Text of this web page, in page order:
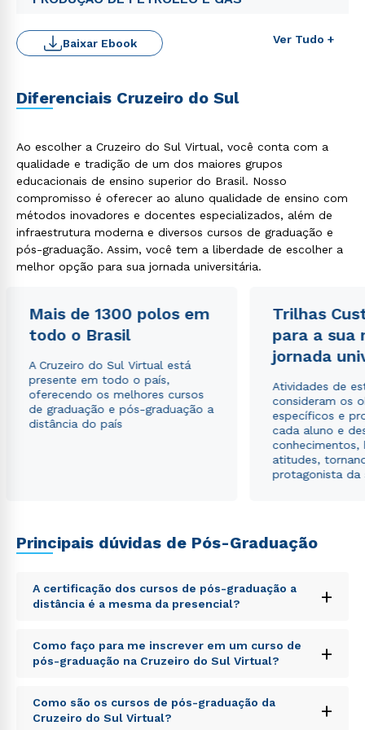
Ver Tudo +
Baixar Ebook
Diferenciais Cruzeiro do Sul
Ao escolher a Cruzeiro do Sul Virtual, você conta com a
qualidade e tradição de um dos maiores grupos
educacionais de ensino superior do Brasil. Nosso
compromisso é oferecer ao aluno qualidade de ensino com
métodos inovadores e docentes especializados, além de
infraestrutura moderna e diversos cursos de graduação e
pós-graduação. Assim, você tem a liberdade de escolher a
melhor opção para sua jornada universitária.
Mais de 1300 polos em
todo o Brasil
A Cruzeiro do Sul Virtual está
presente em todo o país,
oferecendo os melhores cursos
de graduação e pós-graduação a
distância do país
Trilhas
para a sua
jornada
Atividades de
consideram os
específicos e
cada aluno e
conhecimentos,
atitudes,
protagonista da
Principais dúvidas de Pós-Graduação
A certificação dos cursos de pós-graduação a
distância é a mesma da presencial?
+
Sed ut perspiciatis unde omnis iste natus error sit
voluptatem accusantium doloremque laudantium,
totam rem aperiam, eaque ipsa quae ab illo inventore
explicabo. Nemo enim ipsam voluptatem quia
voluptas sit aspernatur aut odit aut fugit, sed quia
Como faço para me inscrever em um curso de
pós-graduação na Cruzeiro do Sul Virtual?
+
Sed ut perspiciatis unde omnis iste natus error sit
voluptatem accusantium doloremque laudantium,
Como são os cursos de pós-graduação da
Cruzeiro do Sul Virtual?
+
WhatsApp
ou
autorizo que meus dados sejam utilizados para o
envio de conteúdos da Cruzeiro do Sul.